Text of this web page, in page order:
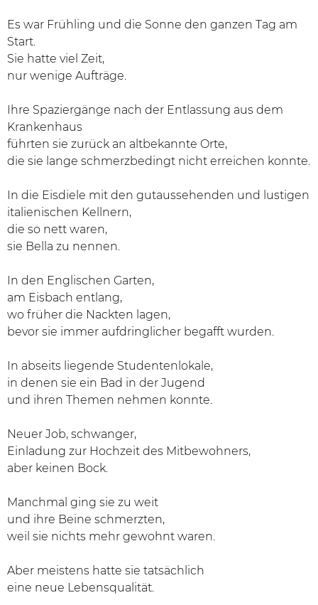
Es war Frühling und die Sonne den ganzen Tag am
Start.
Sie hatte viel Zeit,
nur wenige Aufträge.
Ihre Spaziergänge nach der Entlassung aus dem
Krankenhaus
führten sie zurück an altbekannte Orte,
die sie lange schmerzbedingt nicht erreichen konnte.
In die Eisdiele mit den gutaussehenden und lustigen
italienischen Kellnern,
die so nett waren,
sie Bella zu nennen.
In den Englischen Garten,
am Eisbach entlang,
wo früher die Nackten lagen,
bevor sie immer aufdringlicher begafft wurden.
In abseits liegende Studentenlokale,
in denen sie ein Bad in der Jugend
und ihren Themen nehmen konnte.
Neuer Job, schwanger,
Einladung zur Hochzeit des Mitbewohners,
aber keinen Bock.
Manchmal ging sie zu weit
und ihre Beine schmerzten,
weil sie nichts mehr gewohnt waren.
Aber meistens hatte sie tatsächlich
eine neue Lebensqualität.